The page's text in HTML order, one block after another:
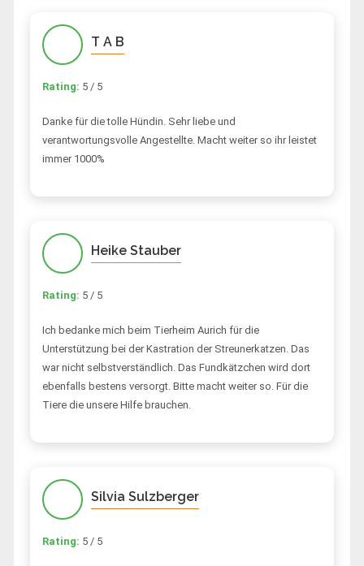
T A B
Rating: 5 / 5
Danke für die tolle Hündin. Sehr liebe und
verantwortungsvolle Angestellte. Macht weiter so ihr leistet
immer 1000%
Heike Stauber
Rating: 5 / 5
Ich bedanke mich beim Tierheim Aurich für die
Unterstützung bei der Kastration der Streunerkatzen. Das
war nicht selbstverständlich. Das Fundkätzchen wird dort
ebenfalls bestens versorgt. Bitte macht weiter so. Für die
Tiere die unsere Hilfe brauchen.
Silvia Sulzberger
Rating: 5 / 5